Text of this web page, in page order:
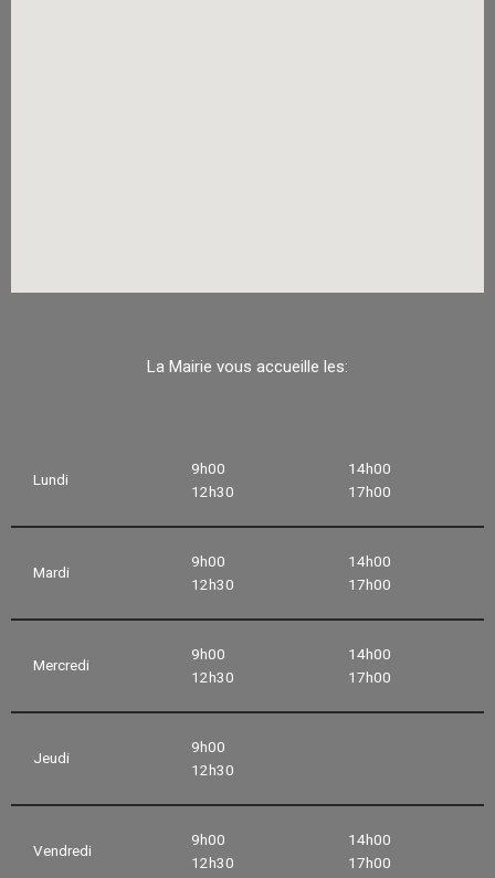
La Mairie vous accueille les:
Lundi
9h00
12h30
14h00
17h00
Mardi
9h00
12h30
14h00
17h00
Mercredi
9h00
12h30
14h00
17h00
Jeudi
9h00
12h30
Vendredi
9h00
12h30
14h00
17h00